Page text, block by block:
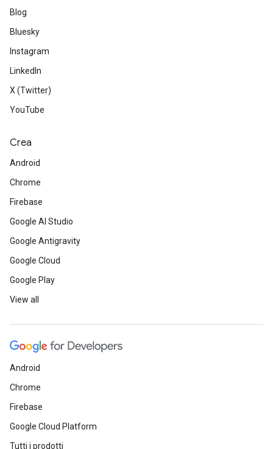
Blog
Bluesky
Instagram
LinkedIn
X (Twitter)
YouTube
Crea
Android
Chrome
Firebase
Google AI Studio
Google Antigravity
Google Cloud
Google Play
View all
Android
Chrome
Firebase
Google Cloud Platform
Tutti i prodotti